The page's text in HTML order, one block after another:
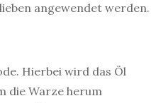
angewendet werden.
Hierbei wird das Öl
die Warze herum